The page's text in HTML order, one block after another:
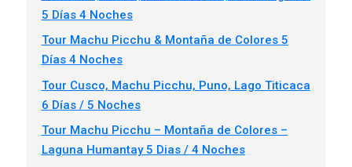
5 Días 4 Noches
Tour Machu Picchu & Montaña de Colores 5
Días 4 Noches
Tour Cusco, Machu Picchu, Puno, Lago Titicaca
6 Días / 5 Noches
Tour Machu Picchu – Montaña de Colores –
Laguna Humantay 5 Dias / 4 Noches